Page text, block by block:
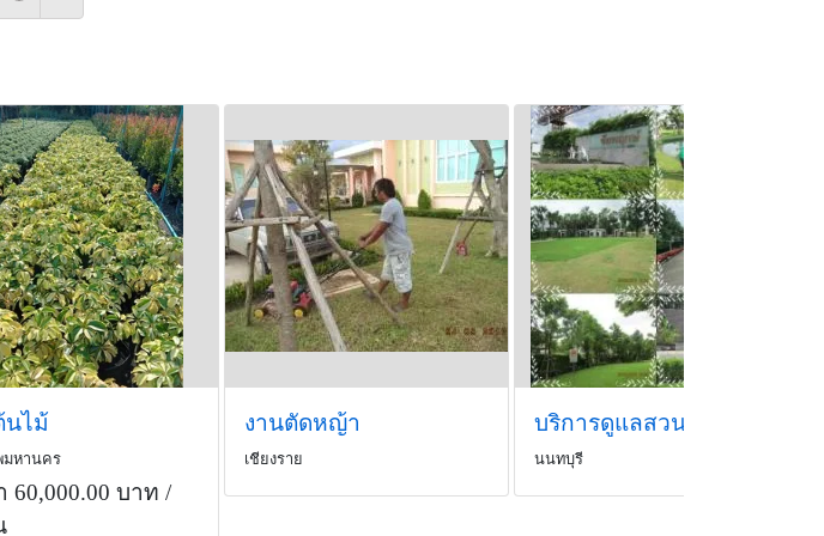
นไม้
มหานคร
60,000.00 บาท /
งานตัดหญ้า
เชียงราย นนทบุรี